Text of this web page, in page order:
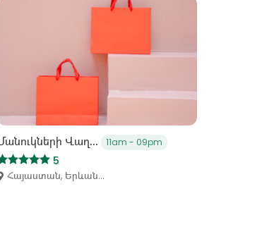
Վաղ... 11am - 09pm
5
Հայաստան, Երևան...